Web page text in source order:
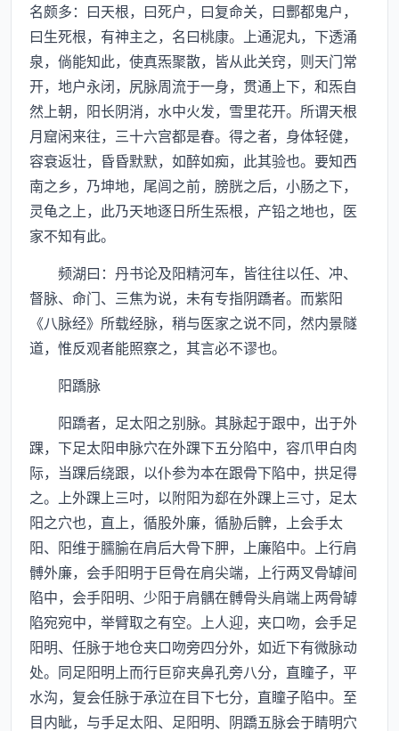
名颇多：曰天根，曰死户，曰复命关，曰酆都鬼户，
曰生死根，有神主之，名曰桃康。上通泥丸，下透涌
泉，倘能知此，使真炁聚散，皆从此关窍，则天门常
开，地户永闭，尻脉周流于一身，贯通上下，和炁自
然上朝，阳长阴消，水中火发，雪里花开。所谓天根
月窟闲来往，三十六宫都是春。得之者，身体轻健，
容衰返壮，昏昏默默，如醉如痴，此其验也。要知西
南之乡，乃坤地，尾闾之前，膀胱之后，小肠之下，
灵龟之上，此乃天地逐日所生炁根，产铅之地也，医
家不知有此。
频湖曰：丹书论及阳精河车，皆往往以任、冲、
督脉、命门、三焦为说，未有专指阴蹻者。而紫阳
《八脉经》所载经脉，稍与医家之说不同，然内景隧
道，惟反观者能照察之，其言必不谬也。
阳蹻脉
阳蹻者，足太阳之别脉。其脉起于跟中，出于外
踝，下足太阳申脉穴在外踝下五分陷中，容爪甲白肉
际，当踝后绕跟，以仆参为本在跟骨下陷中，拱足得
之。上外踝上三吋，以附阳为郄在外踝上三寸，足太
阳之穴也，直上，循股外廉，循胁后髀，上会手太
阳、阳维于臑腧在肩后大骨下胛，上廉陷中。上行肩
髆外廉，会手阳明于巨骨在肩尖端，上行两叉骨罅间
陷中，会手阳明、少阳于肩髃在髆骨头肩端上两骨罅
陷宛宛中，举臂取之有空。上人迎，夹口吻，会手足
阳明、任脉于地仓夹口吻旁四分外，如近下有微脉动
处。同足阳明上而行巨窌夹鼻孔旁八分，直瞳子，平
水沟，复会任脉于承泣在目下七分，直瞳子陷中。至
目内眦，与手足太阳、足阳明、阴蹻五脉会于睛明穴